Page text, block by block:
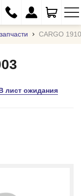
01-01
97-09
CARGO
лист ожидания